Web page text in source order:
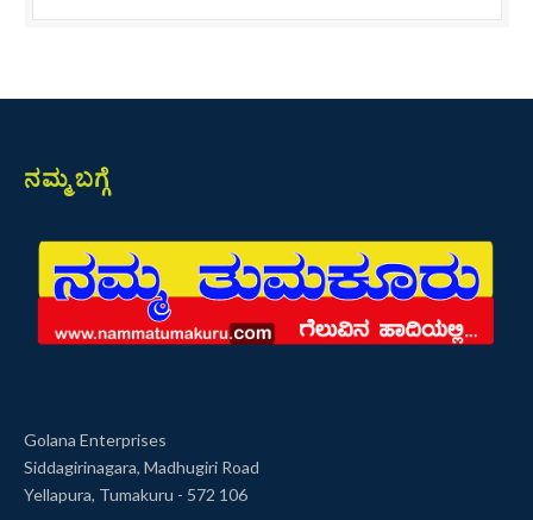
ನಮ್ಮ ಬಗ್ಗೆ
Golana Enterprises
Siddagirinagara, Madhugiri Road
Yellapura, Tumakuru - 572 106